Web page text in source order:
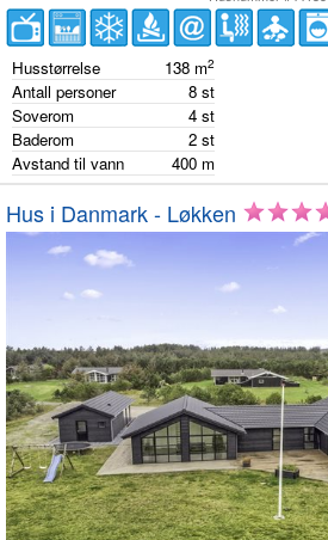
Husstørrelse 138 m2
Antall personer 8 st
Soverom
4 st
Baderom
2 st
Avstand til vann
400 m
Hus i Danmark - Løkken